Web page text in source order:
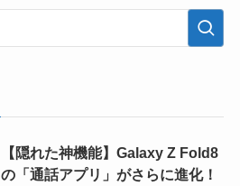
【隠れた神機能】Galaxy Z Fold8
の「通話アプリ」がさらに進化！